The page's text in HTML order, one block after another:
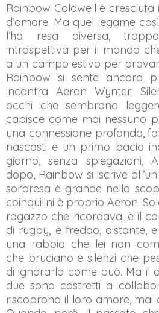
Rainbow Caldwell è
d’amore. Ma quel legame
l’ha resa diversa,
introspettiva per il mondo
a un campo estivo per
Rainbow si sente ancora
incontra Aeron Wynter.
occhi che sembrano
capisce come mai nessuno
una connessione profonda,
nascosti e un primo bacio
giorno, senza spiegazioni,
dopo, Rainbow si iscrive
sorpresa è grande nello
coinquilini è proprio Aeron.
ragazzo che ricordava: è il
di rugby, è freddo, distante,
una rabbia che lei non
che bruciano e silenzi che
di ignorarlo come può. Ma il
due sono costretti a
riscoprono il loro amore, mai